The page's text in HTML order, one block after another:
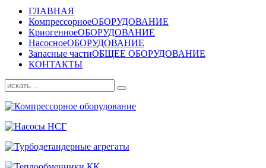
ГЛАВНАЯ
КомпрессорноеОБОРУДОВАНИЕ
КриогенноеОБОРУДОВАНИЕ
НасосноеОБОРУДОВАНИЕ
Запасные частиОБЩЕЕ ОБОРУДОВАНИЕ
КОНТАКТЫ